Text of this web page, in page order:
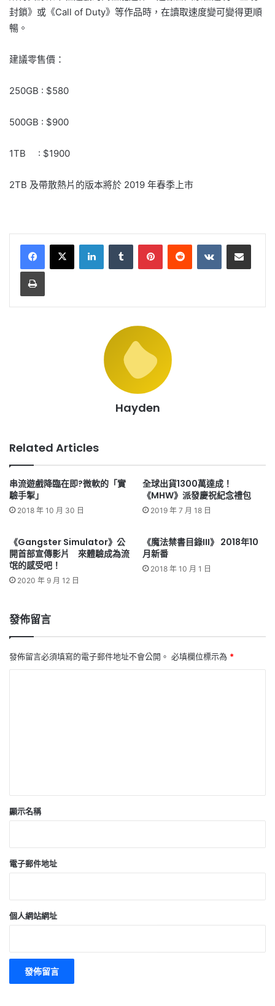
封鎖》或《Call of Duty》等作品時，在讀取速度變可變得更順
暢。
建議零售價：
250GB : $580
500GB : $900
1TB : $1900
2TB 及帶散熱片的版本將於 2019 年春季上市
LinkedInTumblr PinterestReddit VKontakteShare via Email
Print
Hayden
Related Articles
串流遊戲降臨在即?微軟的「實
驗手掣」
2018 年 10 月 30 日
全球出貨1300萬達成！
《MHW》派發慶祝紀念禮包
2019 年 7 月 18 日
《Gangster Simulator》公
開首部宣傳影片 來體驗成為流
氓的感受吧！
2020 年 9 月 12 日
《魔法禁書目錄III》 2018年10
月新番
2018 年 10 月 1 日
發佈留言
發佈留言必須填寫的電子郵件地址不會公開。 必填欄位標示為 *
顯示名稱
電子郵件地址
個人網站網址